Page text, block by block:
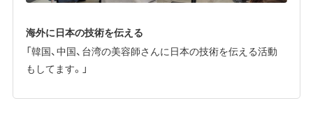
海外に日本の技術を伝える
「韓国、中国、台湾の美容師さんに日本の技術を伝える活動
もしてます。」